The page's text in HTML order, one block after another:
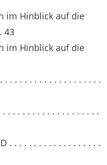
im Hinblick auf die
43
im Hinblick auf die
. . . . . . . . . . . . . . . . . . .
. . . . . . . . . . . . . . . . . . .
. . . . . . . . . . . . . . . . . . .